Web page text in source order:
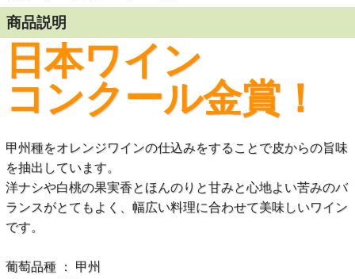
商品説明
日本ワイン
コンクール金賞！
甲州種をオレンジワインの仕込みをすることで皮からの旨味
を抽出しています。
洋ナシや白桃の果実香とほんのりと甘みと心地よい苦みのバ
ランスがとてもよく、幅広い料理に合わせて美味しいワイン
です。
葡萄品種 ： 甲州